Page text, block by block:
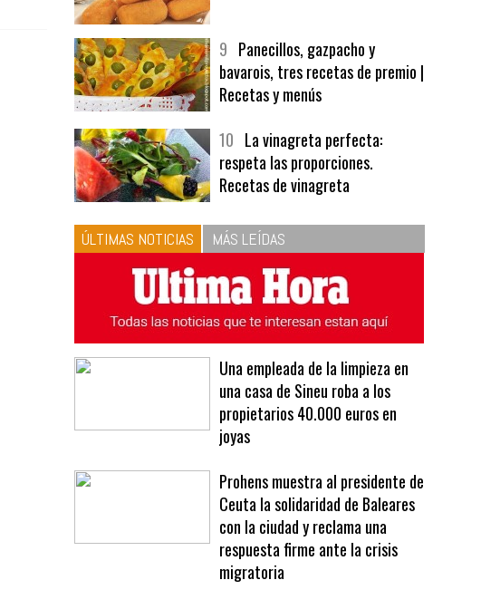
bavarois, tres recetas de premio |
Recetas y menús
respeta las proporciones.
Recetas de vinagreta
ÚLTIMAS NOTICIAS MÁS LEÍDAS
Una empleada de la limpieza en
propietarios 40.000 euros en
joyas
Prohens muestra al presidente de
Ceuta la solidaridad de Baleares